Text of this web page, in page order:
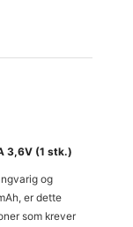
3,6V (1 stk.)
og
er dette
som krever